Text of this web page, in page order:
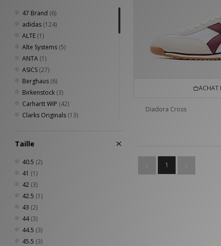
47 Brand (6)
adidas (124)
ALTE (1)
Alte Systems (5)
ANTA (1)
ASICS (27)
Berghaus (6)
Birkenstock (3)
Carhartt WIP (42)
Clarks Originals (13)
Crocs
DC Shoes
Diadora
Dickies
Eastpak
Fred Perry
Henri Lloyd
HOKA(3)
Home Grown
Taille
40.5 (2)
41 (1)
42 (3)
42.5 (1)
43 (2)
44(3)
44.5 (3)
45.5 (3)
ACHAT
Diadora Cross
1